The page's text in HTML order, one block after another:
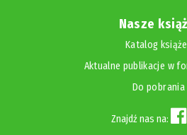
Nasze
Katalog
Aktualne publikacje w
Do pobrania
Znajdź nas na: